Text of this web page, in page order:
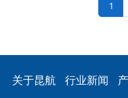
1
关于昆航 行业新闻